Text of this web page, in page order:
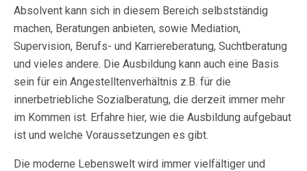
Absolvent kann sich in diesem Bereich selbstständig
machen, Beratungen anbieten, sowie Mediation,
Supervision, Berufs- und Karriereberatung, Suchtberatung
und vieles andere. Die Ausbildung kann auch eine Basis
sein für ein Angestelltenverhältnis z.B. für die
innerbetriebliche Sozialberatung, die derzeit immer mehr
im Kommen ist. Erfahre hier, wie die Ausbildung aufgebaut
ist und welche Voraussetzungen es gibt.
Die moderne Lebenswelt wird immer vielfältiger und